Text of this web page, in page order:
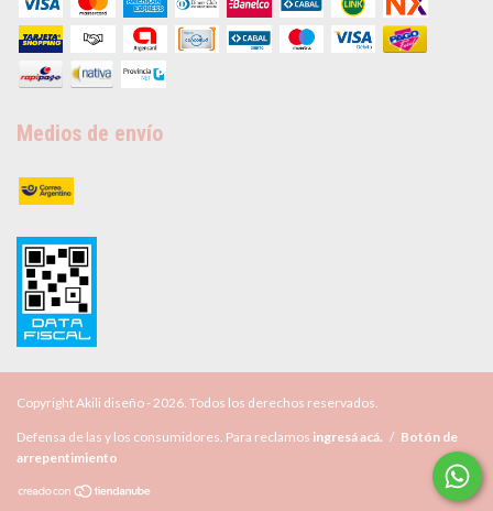
Medios de envío
Copyright Akili diseño - 2026. Todos los derechos reservados.
Defensa de las y los consumidores. Para reclamos ingresá acá. / Botón de
arrepentimiento